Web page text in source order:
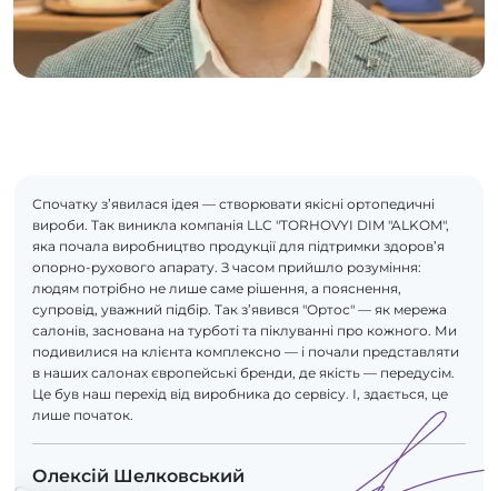
Спочатку з’явилася ідея — створювати якісні ортопедичні
вироби. Так виникла компанія LLC "TORHOVYI DIM "ALKOM",
яка почала виробництво продукції для підтримки здоров’я
опорно-рухового апарату. З часом прийшло розуміння:
людям потрібно не лише саме рішення, а пояснення,
супровід, уважний підбір. Так з’явився "Ортос" — як мережа
салонів, заснована на турботі та піклуванні про кожного. Ми
подивилися на клієнта комплексно — і почали представляти
в наших салонах європейські бренди, де якість — передусім.
Це був наш перехід від виробника до сервісу. І, здається, це
лише початок.
Олексій Шелковський